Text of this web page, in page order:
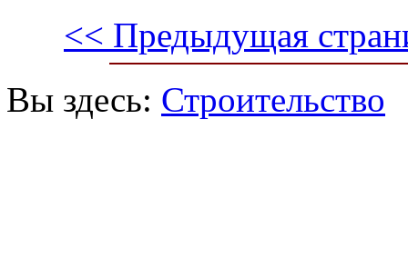
<< Предыдущая
Вы здесь: Строительство